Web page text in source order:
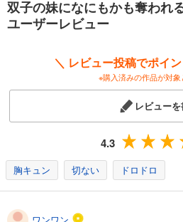
双子の妹になにもかも奪わ
ユーザーレビュー
＼ レビュー投稿でポイ
※購入済みの作品が対
レビューを
4.3
胸キュン 切ない ドロドロ